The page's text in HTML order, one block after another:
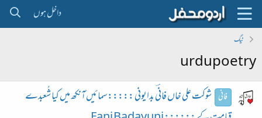
داخل ہوں
ٹیگ
urdupoetry
فانی شوکت علی خاں فانؔی بدایونی :::::سمائیں آنکھ میں کیا شُعبدے